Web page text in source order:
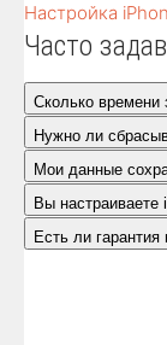
Настройка
Часто
Сколько времени
Нужно ли
Мои данные
Вы настраиваете
Есть ли гарантия